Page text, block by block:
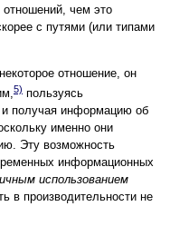
чем это
с путями (или типами
отношение, он
5) пользуясь
и получая информацию об
именно они
Эту возможность
информационных
использованием
в производительности не